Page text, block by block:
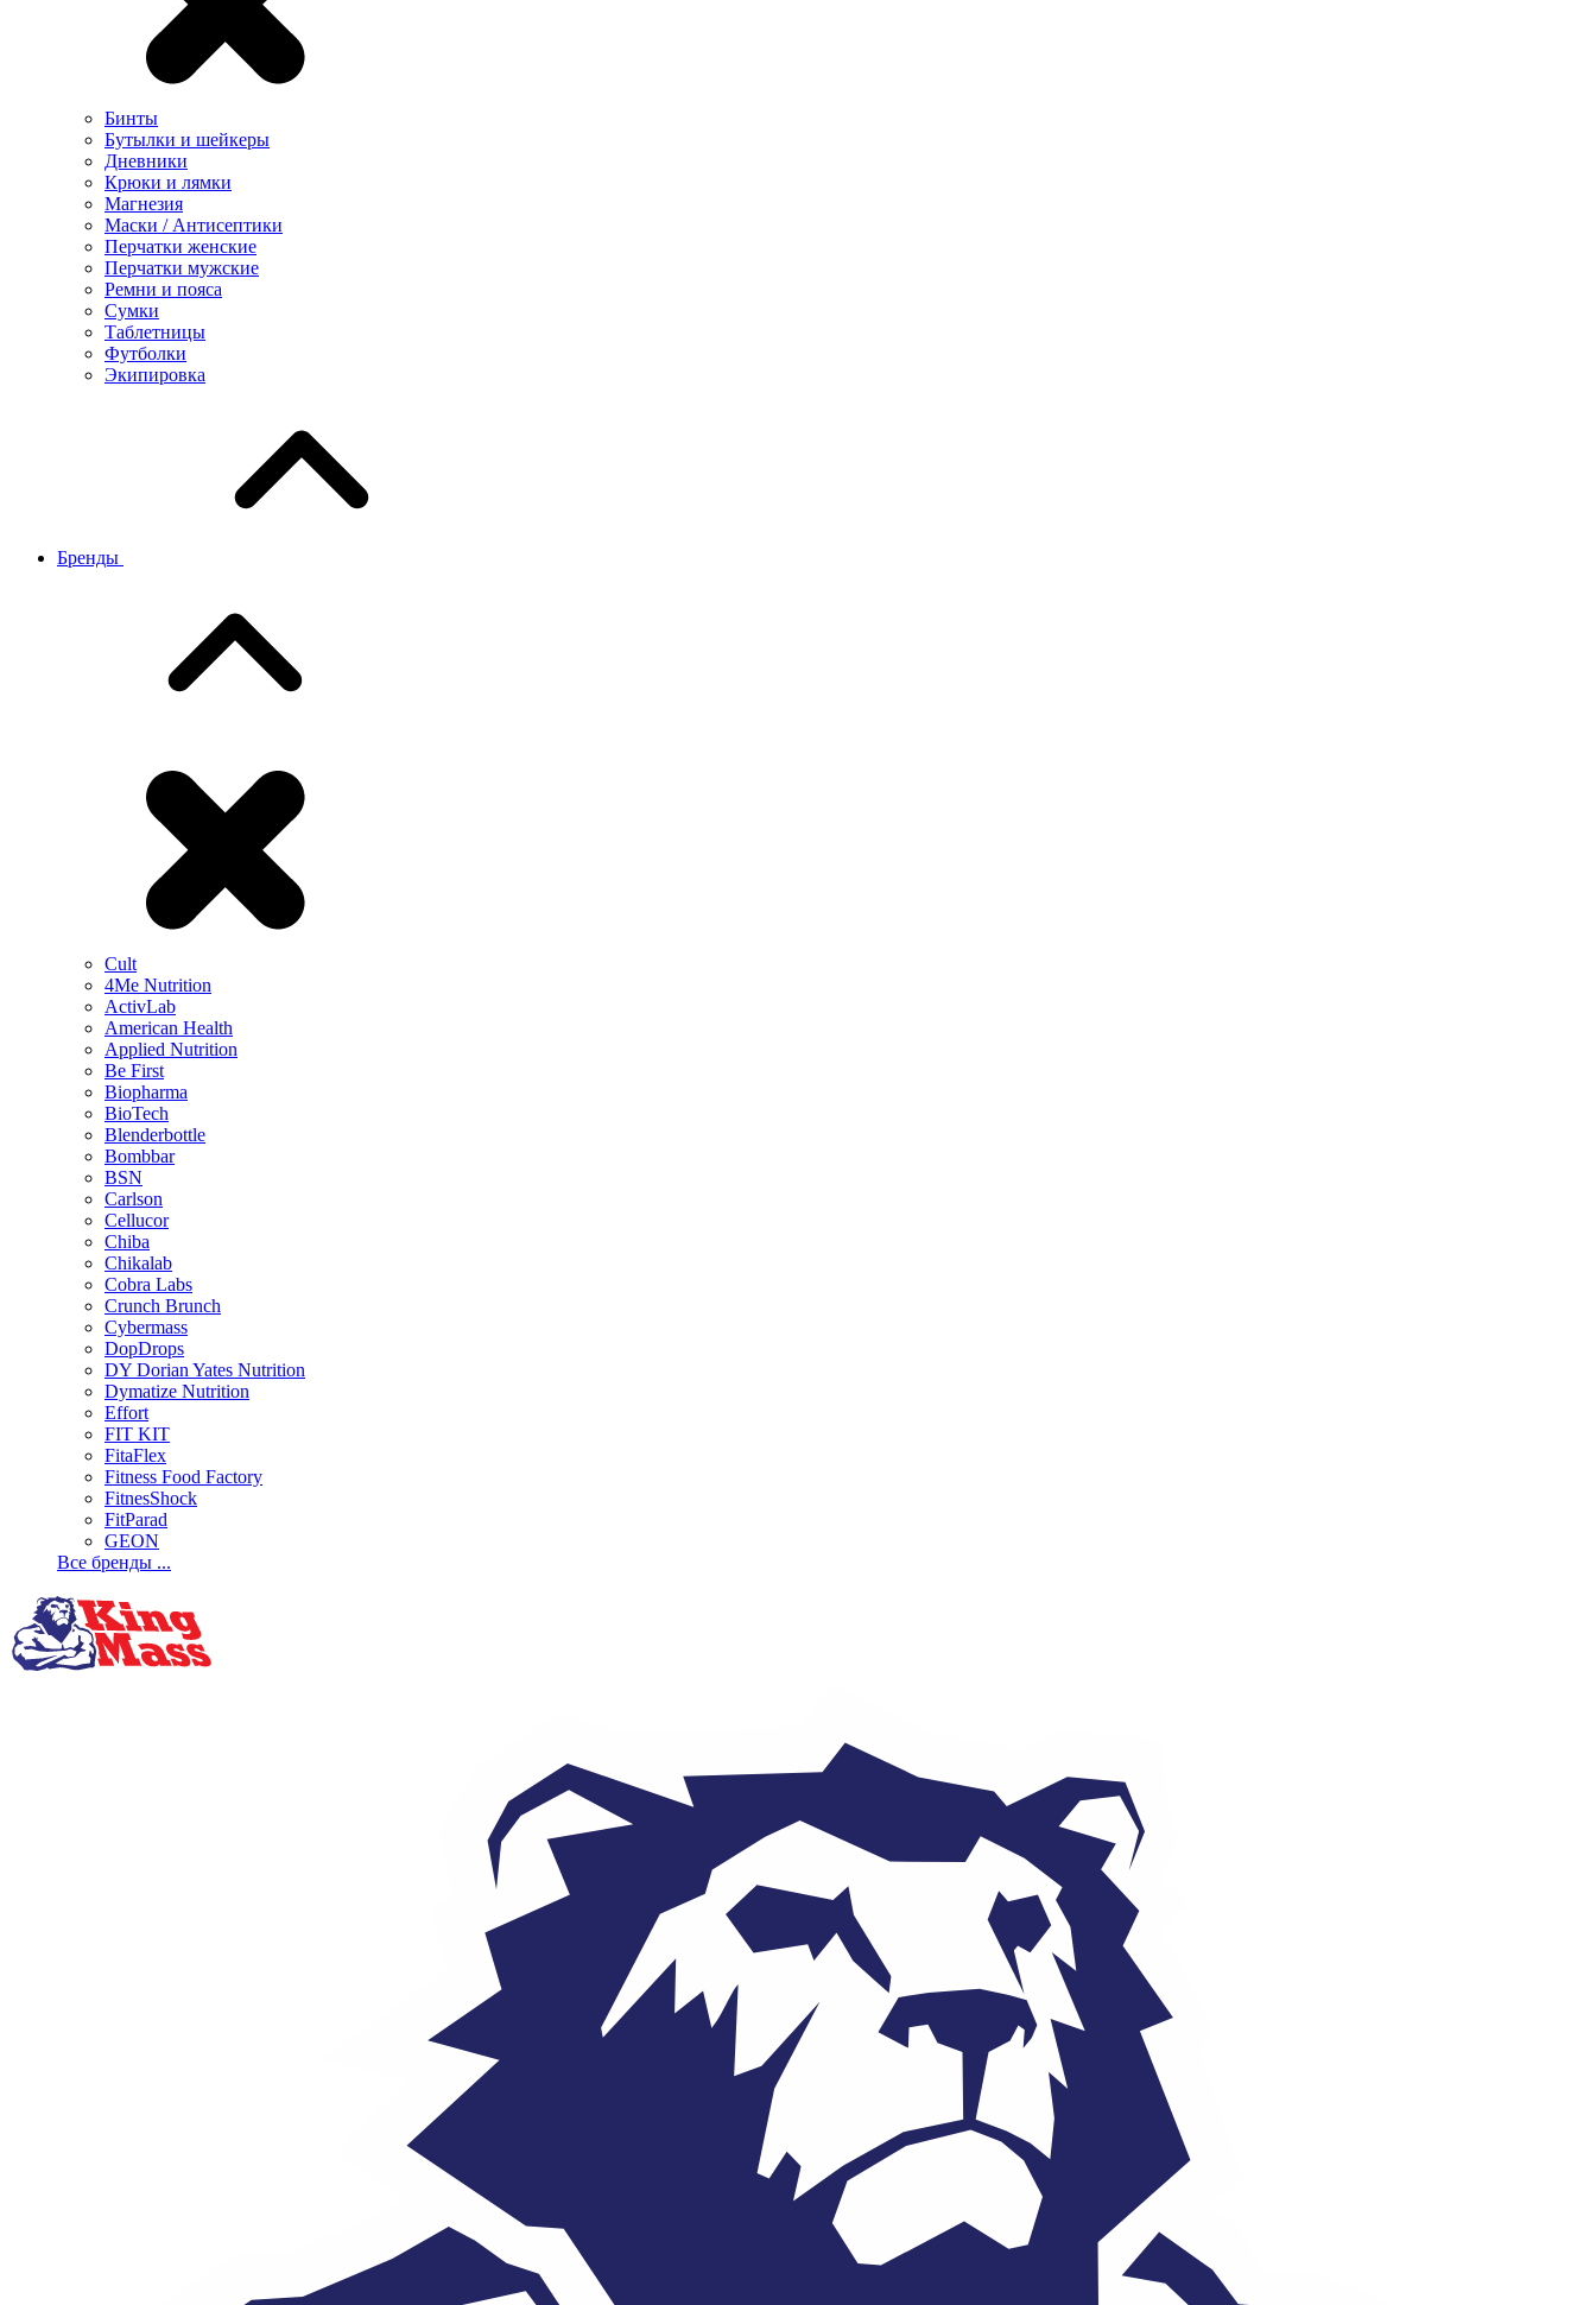
Бинты
Бутылки и шейкеры
Дневники
Крюки и лямки
Магнезия
Маски / Антисептики
Перчатки женские
Перчатки мужские
Ремни и пояса
Сумки
Таблетницы
Футболки
Экипировка
Бренды
Cult
4Me Nutrition
ActivLab
American Health
Applied Nutrition
Be First
Biopharma
BioTech
Blenderbottle
Bombbar
BSN
Carlson
Cellucor
Chiba
Chikalab
Cobra Labs
Crunch Brunch
Cybermass
DopDrops
DY Dorian Yates Nutrition
Dymatize Nutrition
Effort
FIT KIT
FitaFlex
Fitness Food Factory
FitnesShock
FitParad
GEON
Все бренды ...